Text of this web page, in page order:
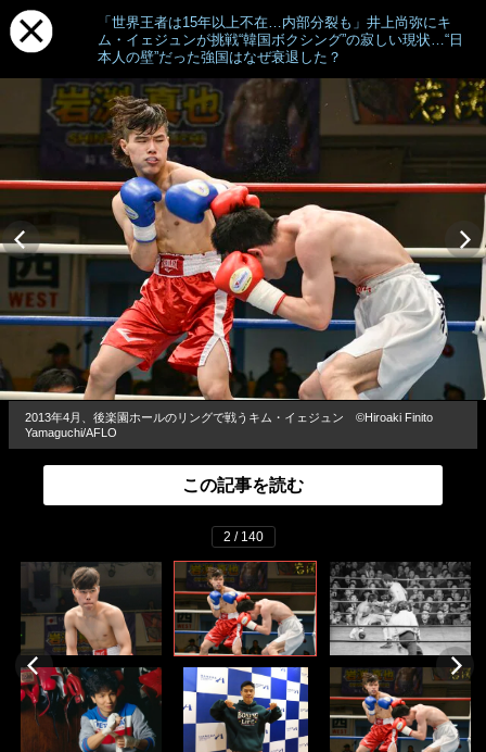
「世界王者は15年以上不在…内部分裂も」井上尚弥にキ
ム・イェジュンが挑戦“韓国ボクシング”の寂しい現状…“日
本人の壁”だった強国はなぜ衰退した？
2013年4月、後楽園ホールのリングで戦うキム・イェジュン ©Hiroaki Finito
Yamaguchi/AFLO
この記事を読む
2 / 140